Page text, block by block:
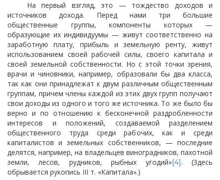
На первый взгляд, это — тождество доходов и
источников дохода. Перед нами три большие
общественные группы, компоненты которых —
образующие их индивидуумы — живут соответственно на
заработную плату, прибыль и земельную ренту, живут
использованием своей рабочей силы, своего капитала и
своей земельной собственности. Но с этой точки зрения,
врачи и чиновники, например, образовали бы два класса,
так как они принадлежат к двум различным общественным
группам, причем члены каждой из этих двух групп получают
свои доходы из одного и того же источника. То же было бы
верно и по отношению к бесконечной раздробленности
интересов и положений, создаваемой разделением
общественного труда среди рабочих, как и среди
капиталистов и земельных собственников, — последние
делятся, например, на владельцев виноградников, пахотной
земли, лесов, рудников, рыбных угодий»[4]. (Здесь
обрывается рукопись III т. «Капитала».)